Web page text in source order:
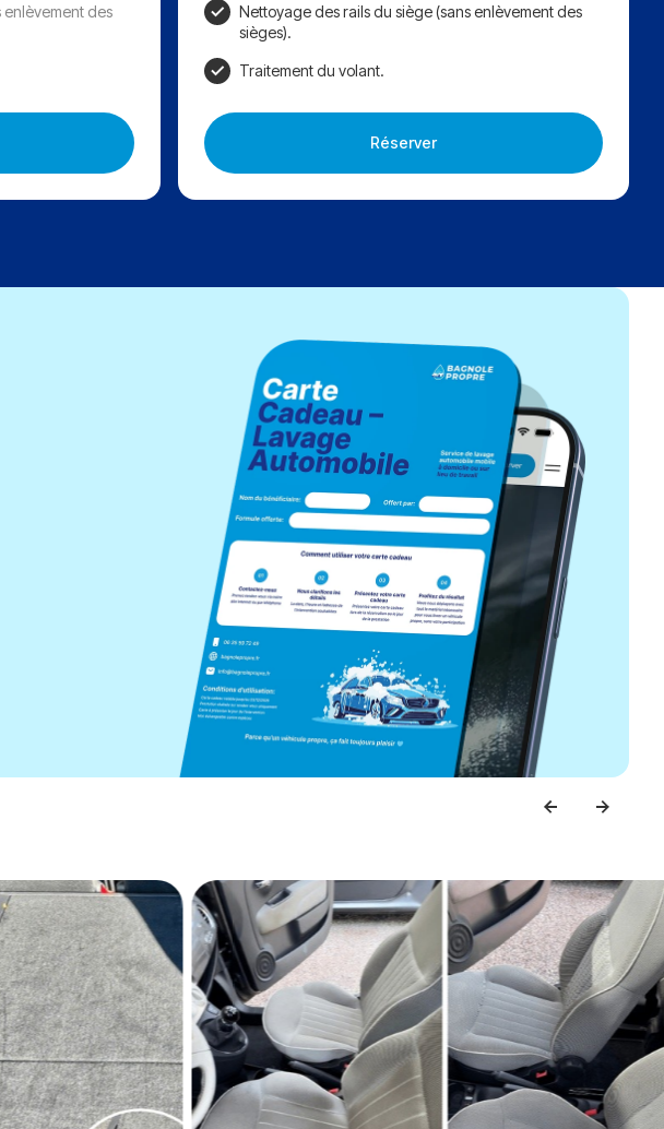
enlèvement des
Nettoyage des rails du siège (sans enlèvement des
sièges).
Traitement du volant.
Réserver